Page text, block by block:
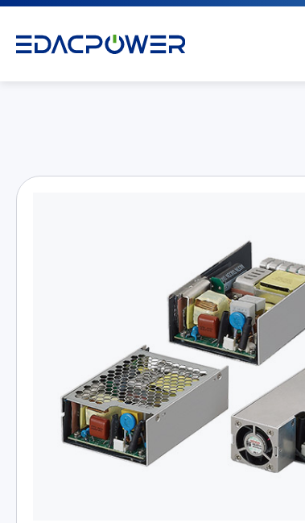
AC/DC 医疗电源供应器
PD 充电器
DC/DC 电源适配器
电池适配充电器